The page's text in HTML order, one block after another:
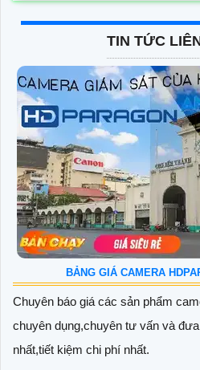
TIN TỨC
BẢNG GIÁ CAMERA
Chuyên báo giá các sản phẩm
chuyên dụng,chuyên tư vấn và
nhất,tiết kiệm chi phí nhất.